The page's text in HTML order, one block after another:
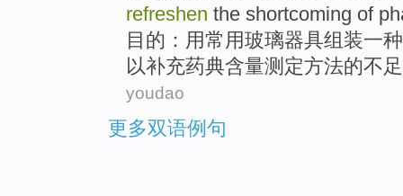
refreshen the shortcoming of
目的 ： 用常用玻璃器具组装一种
以补充药典含量测定方法的不足
youdao
更多双语例句